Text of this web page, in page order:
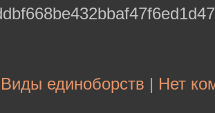
Виды единоборств | Нет